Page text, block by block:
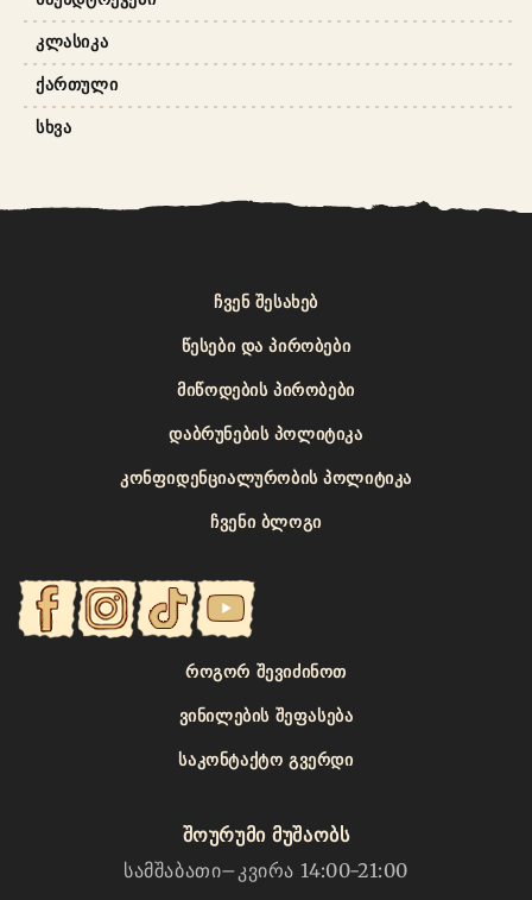
ᲙᲚᲐᲡᲘᲙᲐ
ᲥᲐᲠᲗᲣᲚᲘ
ᲡᲮᲕᲐ
ᲩᲕᲔᲜ ᲨᲔᲡᲐᲮᲔᲑ
ᲬᲔᲡᲔᲑᲘ ᲓᲐ ᲞᲘᲠᲝᲑᲔᲑᲘ
ᲛᲘᲬᲝᲓᲔᲑᲘᲡ ᲞᲘᲠᲝᲑᲔᲑᲘ
ᲓᲐᲑᲠᲣᲜᲔᲑᲘᲡ ᲞᲝᲚᲘᲢᲘᲙᲐ
ᲙᲝᲜᲤᲘᲓᲔᲜᲪᲘᲐᲚᲣᲠᲝᲑᲘᲡ ᲞᲝᲚᲘᲢᲘᲙᲐ
ᲩᲕᲔᲜᲘ ᲑᲚᲝᲒᲘ
ᲠᲝᲒᲝᲠ ᲨᲔᲕᲘᲫᲘᲜᲝᲗ
ᲕᲘᲜᲘᲚᲔᲑᲘᲡ ᲨᲔᲤᲐᲡᲔᲑᲐ
ᲡᲐᲙᲝᲜᲢᲐᲥᲢᲝ ᲒᲕᲔᲠᲓᲘ
შოურუმი მუშაობს
სამშაბათი–კვირა 14:00-21:00